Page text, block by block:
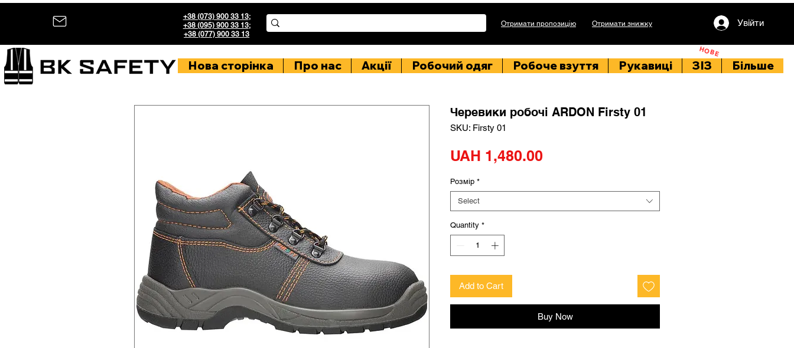
+38 (073) 900 33 13;
+38 (095) 900 33 13;
+38 (077) 900 33 13
Отримати пропозицію Отримати знижку Увійти
НОВЕ
Нова сторінка Про нас Акції Робочий одяг Робоче взуття Рукавиці ЗІЗ Більше
Черевики робочі ARDON Firsty 01
SKU: Firsty 01
UAH 1,480.00
Розмір *
Select
Quantity *
Add to Cart
Buy Now